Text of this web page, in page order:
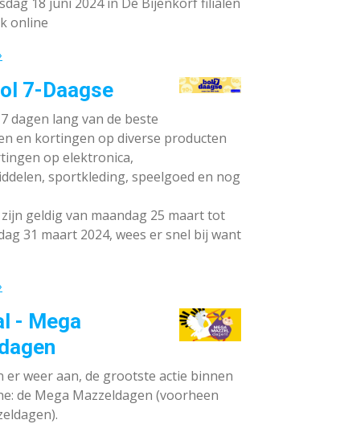
online
7-Daagse
dagen lang van de beste
en kortingen op diverse producten
op elektronica,
sportkleding, speelgoed en nog
zijn geldig van maandag 25 maart tot
31 maart 2024, wees er snel bij want
- Mega
er weer aan, de grootste actie binnen
de Mega Mazzeldagen (voorheen